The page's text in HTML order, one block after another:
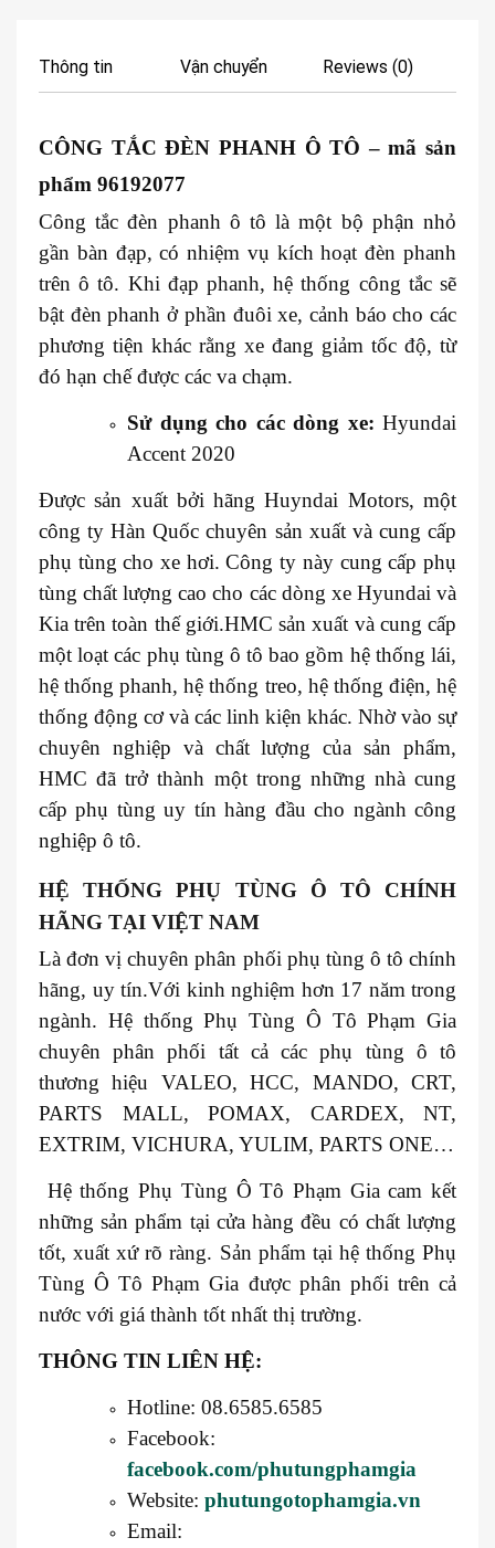
Thông tin Vận chuyển Reviews (0)
CÔNG TẮC ĐÈN PHANH Ô TÔ– mã sản
phẩm 96192077
Công tắc đèn phanh ô tô là một bộ phận nhỏ
gần bàn đạp, có nhiệm vụ kích hoạt đèn phanh
trên ô tô. Khi đạp phanh, hệ thống công tắc sẽ
bật đèn phanh ở phần đuôi xe, cảnh báo cho các
phương tiện khác rằng xe đang giảm tốc độ, từ
đó hạn chế được các va chạm.
Sử dụng cho các dòng xe: Hyundai
Accent 2020
Được sản xuất bởi hãng Huyndai Motors, một
công ty Hàn Quốc chuyên sản xuất và cung cấp
phụ tùng cho xe hơi. Công ty này cung cấp phụ
tùng chất lượng cao cho các dòng xe Hyundai và
Kia trên toàn thế giới.HMC sản xuất và cung cấp
một loạt các phụ tùng ô tô bao gồm hệ thống lái,
hệ thống phanh, hệ thống treo, hệ thống điện, hệ
thống động cơ và các linh kiện khác. Nhờ vào sự
chuyên nghiệp và chất lượng của sản phẩm,
HMC đã trở thành một trong những nhà cung
cấp phụ tùng uy tín hàng đầu cho ngành công
nghiệp ô tô.
HỆ THỐNG PHỤ TÙNG Ô TÔ CHÍNH
HÃNG TẠI VIỆT NAM
Là đơn vị chuyên phân phối phụ tùng ô tô chính
hãng, uy tín.Với kinh nghiệm hơn 17 năm trong
ngành. Hệ thống Phụ Tùng Ô Tô Phạm Gia
chuyên phân phối tất cả các phụ tùng ô tô
thương hiệu VALEO, HCC, MANDO, CRT,
PARTS MALL, POMAX, CARDEX, NT,
EXTRIM, VICHURA, YULIM, PARTS ONE…
Hệ thống Phụ Tùng Ô Tô Phạm Gia cam kết
những sản phẩm tại cửa hàng đều có chất lượng
tốt, xuất xứ rõ ràng. Sản phẩm tại hệ thống Phụ
Tùng Ô Tô Phạm Gia được phân phối trên cả
nước với giá thành tốt nhất thị trường.
THÔNG TIN LIÊN HỆ:
Hotline: 08.6585.6585
Facebook:
facebook.com/phutungphamgia
Website: phutungotophamgia.vn
Email: